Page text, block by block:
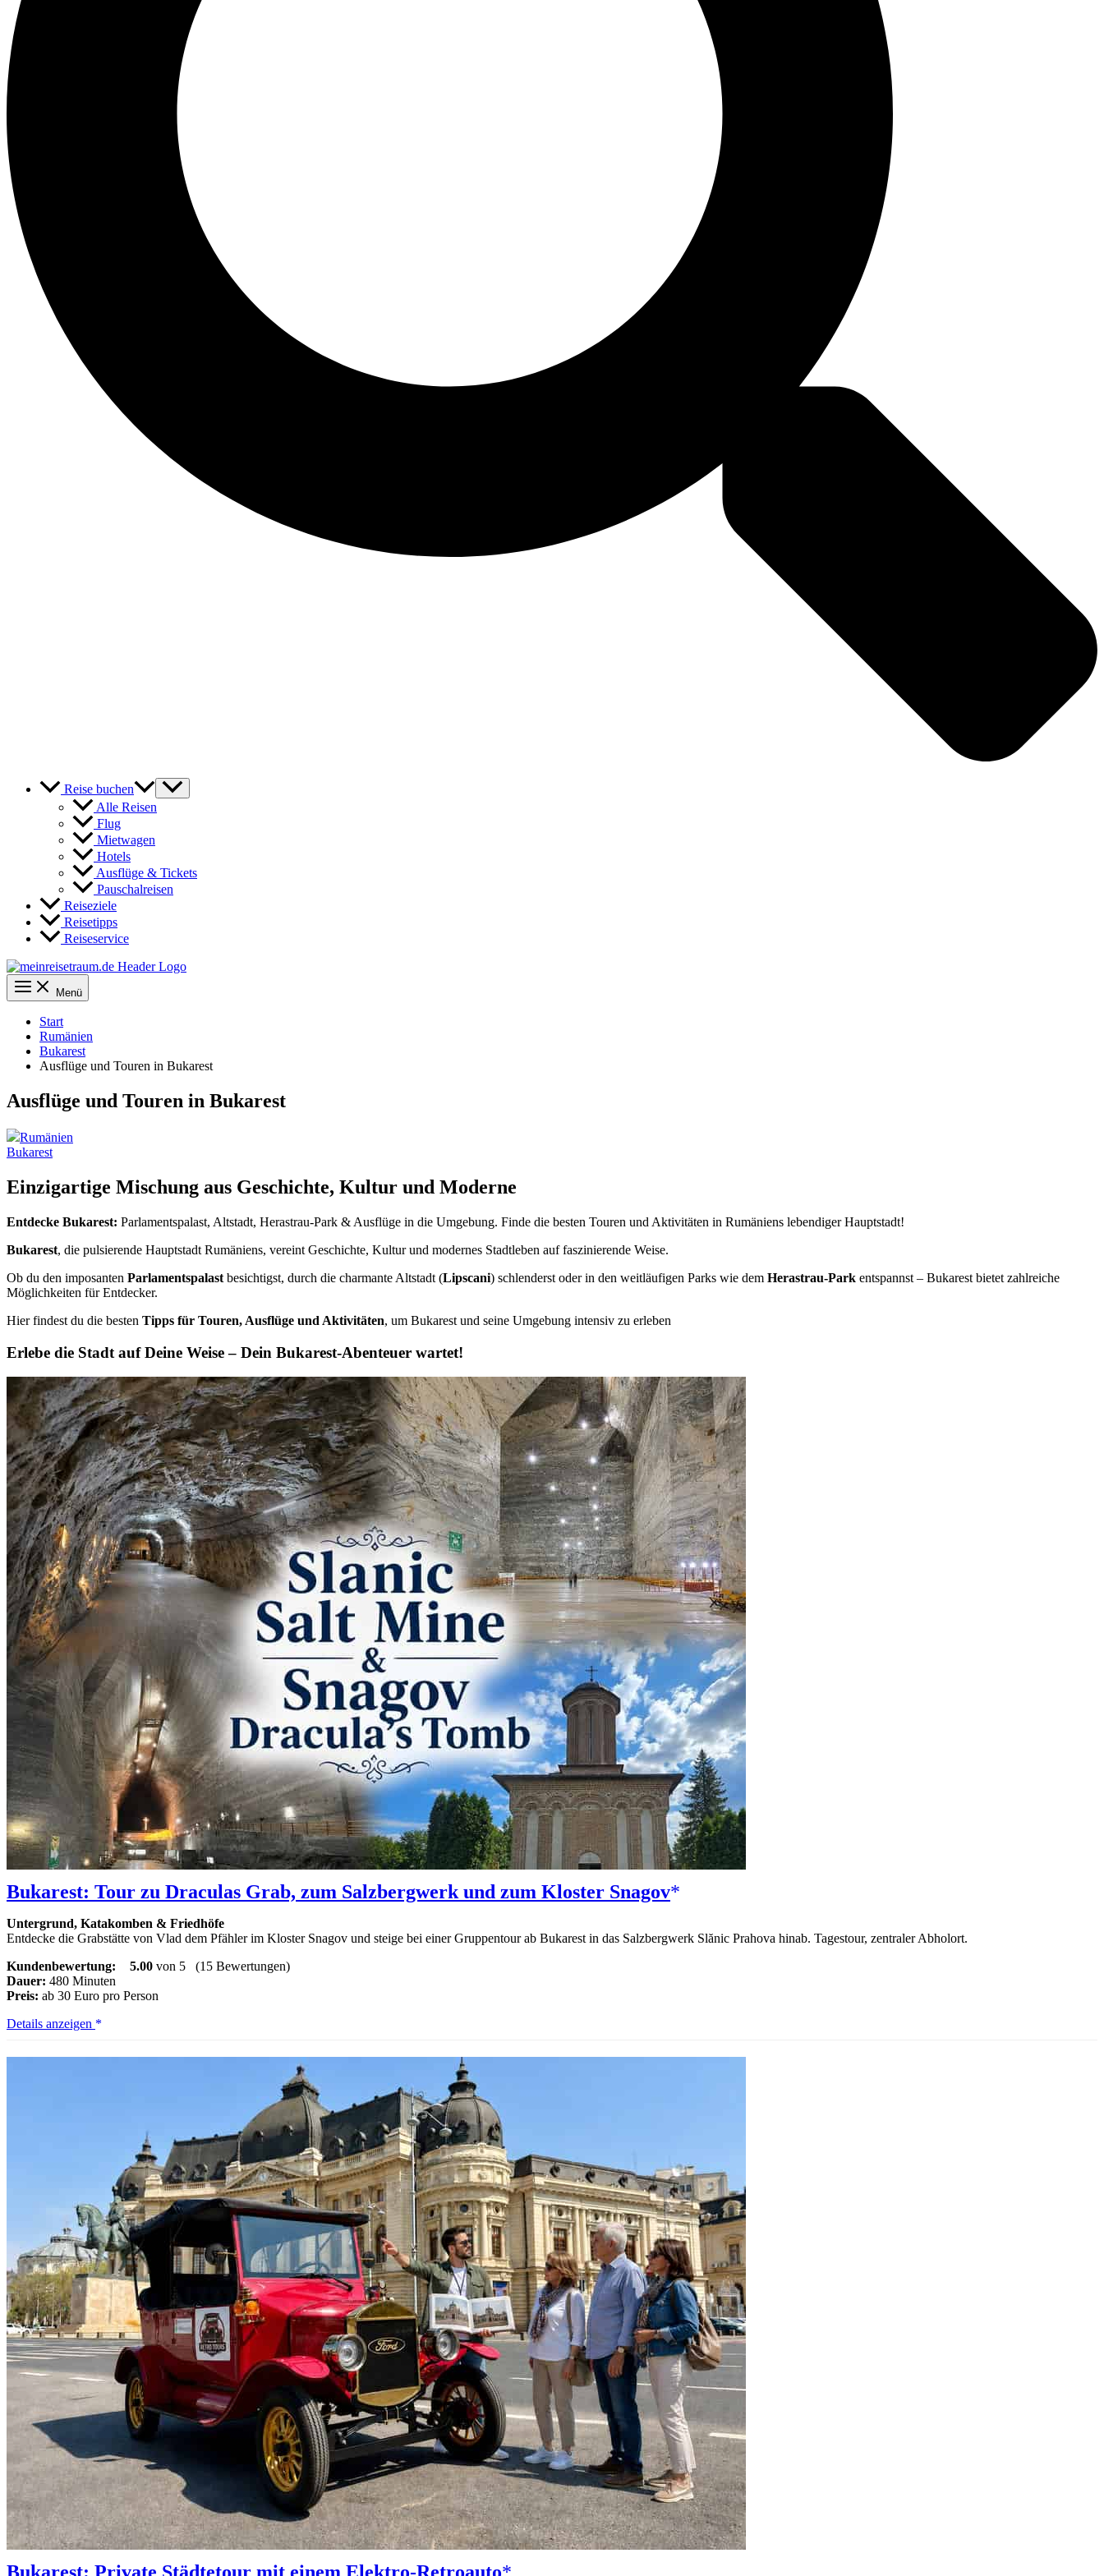
Reise buchen
Alle Reisen
Flug
Mietwagen
Hotels
Ausflüge & Tickets
Pauschalreisen
Reiseziele
Reisetipps
Reiseservice
Menü
Start
Rumänien
Bukarest
Ausflüge und Touren in Bukarest
Ausflüge und Touren in Bukarest
Rumänien
Bukarest
Einzigartige Mischung aus Geschichte, Kultur und Moderne
Entdecke Bukarest: Parlamentspalast, Altstadt, Herastrau-Park & Ausflüge in die Umgebung. Finde die besten Touren und Aktivitäten in Rumäniens lebendiger Hauptstadt!
Bukarest, die pulsierende Hauptstadt Rumäniens, vereint Geschichte, Kultur und modernes Stadtleben auf faszinierende Weise.
Ob du den imposanten Parlamentspalast besichtigst, durch die charmante Altstadt (Lipscani) schlenderst oder in den weitläufigen Parks wie dem Herastrau-Park entspannst – Bukarest bietet zahlreiche
Möglichkeiten für Entdecker.
Hier findest du die besten Tipps für Touren, Ausflüge und Aktivitäten, um Bukarest und seine Umgebung intensiv zu erleben
Erlebe die Stadt auf Deine Weise – Dein Bukarest-Abenteuer wartet!
Bukarest: Tour zu Draculas Grab, zum Salzbergwerk und zum Kloster Snagov
Untergrund, Katakomben & Friedhöfe
Entdecke die Grabstätte von Vlad dem Pfähler im Kloster Snagov und steige bei einer Gruppentour ab Bukarest in das Salzbergwerk Slănic Prahova hinab. Tagestour, zentraler Abholort.
Kundenbewertung:
5.00 von 5 (15 Bewertungen)
Dauer: 480 Minuten
Preis: ab 30 Euro pro Person
Bukarest:
Details anzeigen